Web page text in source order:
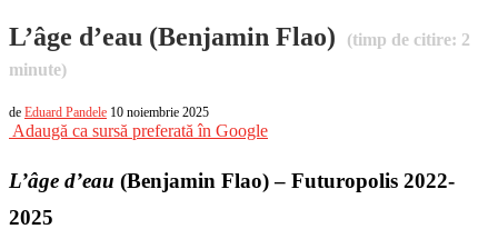
L’âge d’eau (Benjamin Flao) (timp de citire: 2
minute)
de Eduard Pandele 10 noiembrie 2025
Adaugă ca sursă preferată în Google
L’âge d’eau (Benjamin Flao) – Futuropolis 2022-
2025